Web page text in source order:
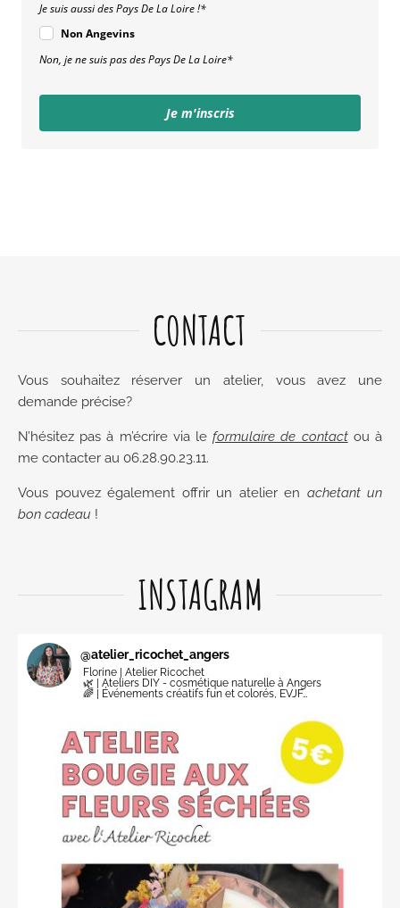
Je suis aussi des Pays De La Loire !*
Non Angevins
Non, je ne suis pas des Pays De La Loire*
Je m'inscris
CONTACT
Vous souhaitez réserver un atelier, vous avez une
demande précise?
N’hésitez pas à m’écrire via leformulaire de contactou à
me contacter au 06.28.90.23.11.
Vous pouvez également offrir un atelier en achetant un
bon cadeau !
INSTAGRAM
@atelier_ricochet_angers
Florine | Atelier Ricochet
🌿 | Ateliers DIY - cosmétique naturelle à Angers
🌈 | Événements créatifs fun et colorés, EVJF…